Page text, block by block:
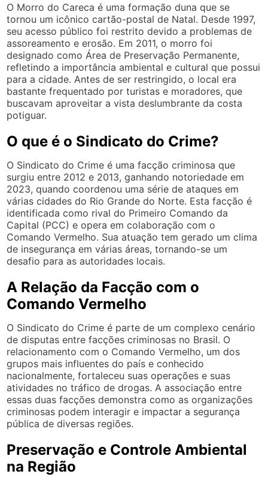
O Morro do Careca é uma formação duna que se
tornou um icônico cartão-postal de Natal. Desde 1997,
seu acesso público foi restrito devido a problemas de
assoreamento e erosão. Em 2011, o morro foi
designado como Área de Preservação Permanente,
refletindo a importância ambiental e cultural que possui
para a cidade. Antes de ser restringido, o local era
bastante frequentado por turistas e moradores, que
buscavam aproveitar a vista deslumbrante da costa
potiguar.
O que é o Sindicato do Crime?
O Sindicato do Crime é uma facção criminosa que
surgiu entre 2012 e 2013, ganhando notoriedade em
2023, quando coordenou uma série de ataques em
várias cidades do Rio Grande do Norte. Esta facção é
identificada como rival do Primeiro Comando da
Capital (PCC) e opera em colaboração com o
Comando Vermelho. Sua atuação tem gerado um clima
de insegurança em várias áreas, tornando-se um
desafio para as autoridades locais.
A Relação da Facção com o
Comando Vermelho
O Sindicato do Crime é parte de um complexo cenário
de disputas entre facções criminosas no Brasil. O
relacionamento com o Comando Vermelho, um dos
grupos mais influentes do país e conhecido
nacionalmente, fortaleceu suas operações e suas
atividades no tráfico de drogas. A associação entre
essas duas facções demonstra como as organizações
criminosas podem interagir e impactar a segurança
pública de diversas regiões.
Preservação e Controle Ambiental
na Região